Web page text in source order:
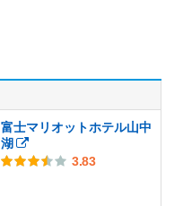
富士マリオットホテル山中
湖
3.83